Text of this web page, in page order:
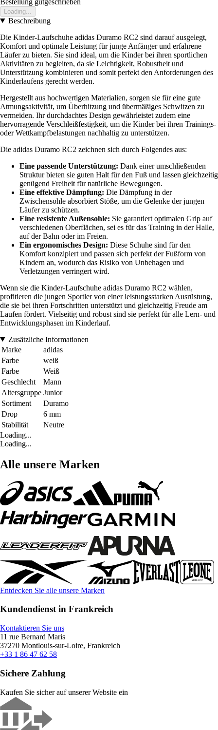
Loading...
Beschreibung
Die Kinder-Laufschuhe adidas Duramo RC2 sind darauf ausgelegt,
Komfort und optimale Leistung für junge Anfänger und erfahrene
Läufer zu bieten. Sie sind ideal, um die Kinder bei ihren sportlichen
Aktivitäten zu begleiten, da sie Leichtigkeit, Robustheit und
Unterstützung kombinieren und somit perfekt den Anforderungen des
Kinderlaufens gerecht werden.
Hergestellt aus hochwertigen Materialien, sorgen sie für eine gute
Atmungsaktivität, um Überhitzung und übermäßiges Schwitzen zu
vermeiden. Ihr durchdachtes Design gewährleistet zudem eine
hervorragende Verschleißfestigkeit, um die Kinder bei ihren Trainings-
oder Wettkampfbelastungen nachhaltig zu unterstützen.
Die adidas Duramo RC2 zeichnen sich durch Folgendes aus:
Eine passende Unterstützung: Dank einer umschließenden
Struktur bieten sie guten Halt für den Fuß und lassen gleichzeitig
genügend Freiheit für natürliche Bewegungen.
Eine effektive Dämpfung: Die Dämpfung in der
Zwischensohle absorbiert Stöße, um die Gelenke der jungen
Läufer zu schützen.
Eine resistente Außensohle: Sie garantiert optimalen Grip auf
verschiedenen Oberflächen, sei es für das Training in der Halle,
auf der Bahn oder im Freien.
Ein ergonomisches Design: Diese Schuhe sind für den
Komfort konzipiert und passen sich perfekt der Fußform von
Kindern an, wodurch das Risiko von Unbehagen und
Verletzungen verringert wird.
Wenn sie die Kinder-Laufschuhe adidas Duramo RC2 wählen,
profitieren die jungen Sportler von einer leistungsstarken Ausrüstung,
die sie bei ihren Fortschritten unterstützt und gleichzeitig Freude am
Laufen fördert. Vielseitig und robust sind sie perfekt für alle Lern- und
Entwicklungsphasen im Kinderlauf.
Zusätzliche Informationen
Marke
adidas
Farbe
weiß
Farbe
Weiß
Geschlecht
Mann
Altersgruppe Junior
Sortiment
Duramo
Drop
6 mm
Stabilität
Neutre
Loading...
Loading...
Alle unsere Marken
Entdecken Sie alle unsere Marken
Kundendienst in Frankreich
Kontaktieren Sie uns
11 rue Bernard Maris
37270 Montlouis-sur-Loire, Frankreich
+33 1 86 47 62 58
Sichere Zahlung
Kaufen Sie sicher auf unserer Website ein